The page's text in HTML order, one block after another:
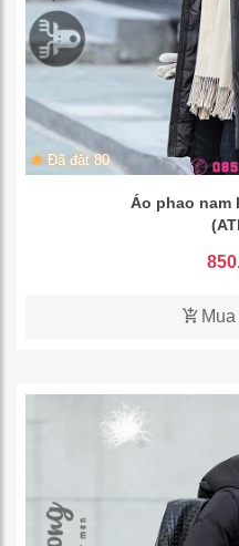
Đã đặt 80
Áo phao nam
Mua